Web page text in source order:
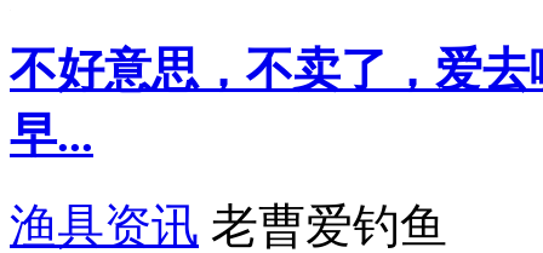
不好意思，不卖了，爱
早...
渔具资讯 老曹爱钓鱼